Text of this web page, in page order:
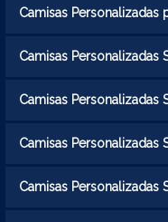
Camisas Personalizadas
Camisas Personalizadas
Camisas Personalizadas
Camisas Personalizadas
Camisas Personalizadas